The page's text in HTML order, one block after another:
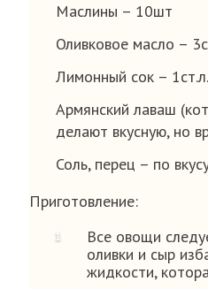
Маслины – 10шт
Оливковое масло –
Лимонный сок – 1ст.л.
Армянский лаваш
делают вкусную, но
Соль, перец – по
Приготовление:
Все овощи
оливки и сыр
жидкости,